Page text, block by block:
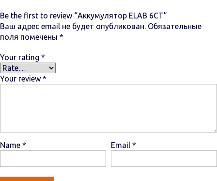
Be the first to review “Аккумулятор ELAB 6СТ”
Ваш адрес email не будет опубликован. Обязательные
поля помечены *
Your rating *
Your review *
Name * Email *